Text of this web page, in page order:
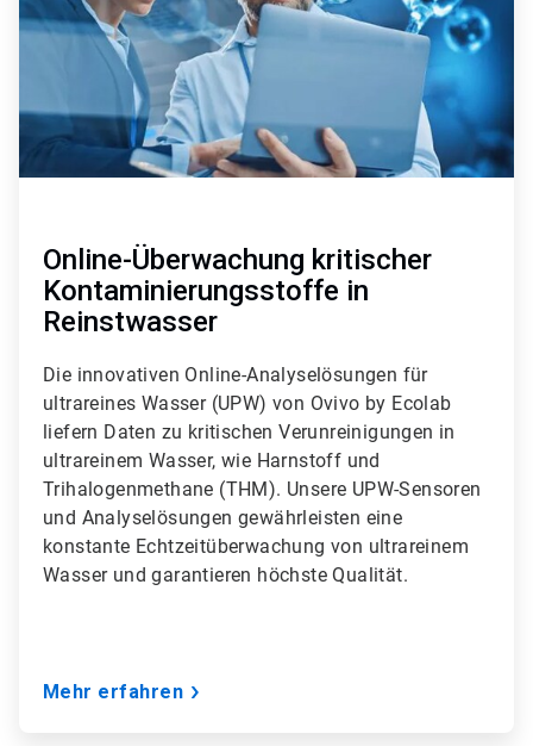
Online-Überwachung kritischer
Kontaminierungsstoffe in
Reinstwasser
Die innovativen Online-Analyselösungen für
ultrareines Wasser (UPW) von Ovivo by Ecolab
liefern Daten zu kritischen Verunreinigungen in
ultrareinem Wasser, wie Harnstoff und
Trihalogenmethane (THM). Unsere UPW-Sensoren
und Analyselösungen gewährleisten eine
konstante Echtzeitüberwachung von ultrareinem
Wasser und garantieren höchste Qualität.
Mehr erfahren